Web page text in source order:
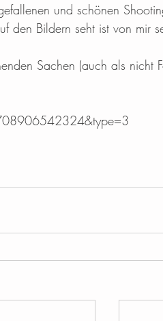
und schönen
Bildern seht ist von mir
Sachen (auch als nicht